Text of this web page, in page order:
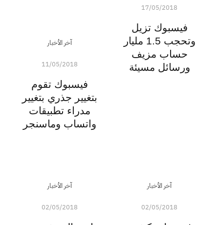
17/05/2018
فيسبوك تزيل
وتحجب 1.5 مليار
حساب مزيف
ورسائل مسيئة
آخر الأخبار
11/05/2018
فيسبوك تقوم
بتغيير جذري بتغيير
مدراء تطبيقات
واتساب وماسنجر
آخر الأخبار
02/05/2018
آخر الأخبار
02/05/2018